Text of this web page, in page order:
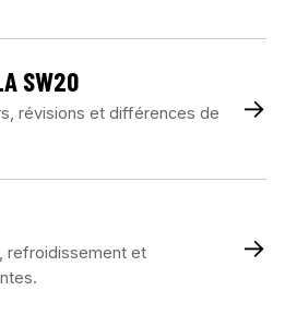
SW20
révisions et différences de
→
refroidissement et
→